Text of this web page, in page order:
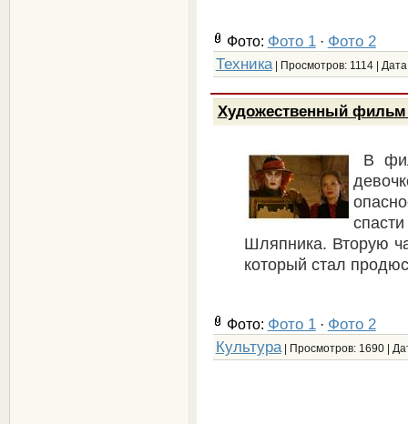
Фото: Фото 1· Фото 2
Техника| Просмотров: 1114 |
Художественный фильм
В
Шляпника. Вторую
который стал
Фото: Фото 1· Фото 2
Культура| Просмотров: 1690 |